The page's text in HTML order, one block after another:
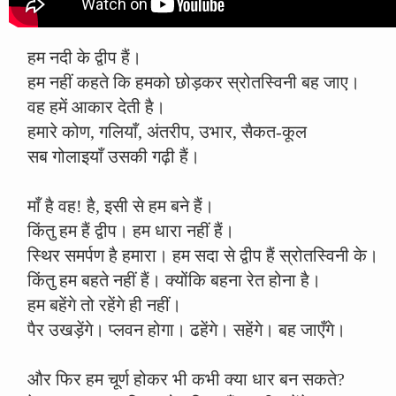
हम नदी के द्वीप हैं।
हम नहीं कहते कि हमको छोड़कर स्रोतस्विनी बह जाए।
वह हमें आकार देती है।
हमारे कोण, गलियाँ, अंतरीप, उभार, सैकत-कूल
सब गोलाइयाँ उसकी गढ़ी हैं।
माँ है वह! है, इसी से हम बने हैं।
किंतु हम हैं द्वीप। हम धारा नहीं हैं।
स्थिर समर्पण है हमारा। हम सदा से द्वीप हैं स्रोतस्विनी के।
किंतु हम बहते नहीं हैं। क्योंकि बहना रेत होना है।
हम बहेंगे तो रहेंगे ही नहीं।
पैर उखड़ेंगे। प्लवन होगा। ढहेंगे। सहेंगे। बह जाएँगे।
और फिर हम चूर्ण होकर भी कभी क्या धार बन सकते?